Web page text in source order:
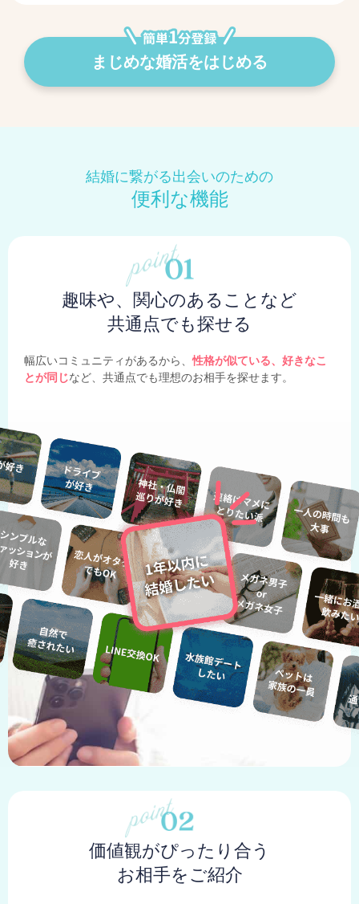
まじめな婚活をはじめる
結婚に繋がる出会いのための
便利な機能
趣味や、関心のあることなど
共通点でも探せる
幅広いコミュニティがあるから、性格が似ている、好きなこ
とが同じなど、共通点でも理想のお相手を探せます。
価値観がぴったり合う
お相手をご紹介